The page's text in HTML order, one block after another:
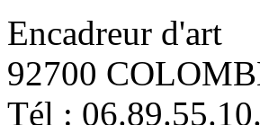
Encadreur d'art
92700
Tél :